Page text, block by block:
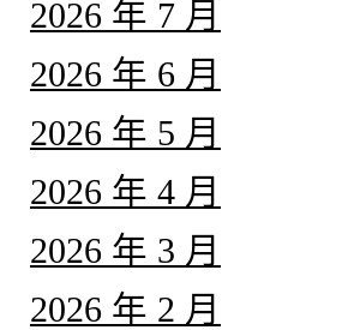
2026 年 7 月
2026 年 6 月
2026 年 5 月
2026 年 4 月
2026 年 3 月
2026 年 2 月